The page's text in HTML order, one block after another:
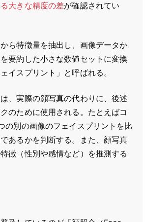
大きな精度の差が確認されてい
ら特徴量を抽出し、画像データか
要約した小さな数値セットに変換
イスプリント」と呼ばれる。
、実際の顔写真の代わりに、後述
のために使用される。たとえばコ
の別の画像のフェイスプリントを比
あるかを判断する。また、顔写真
徴（性別や感情など）を推測する